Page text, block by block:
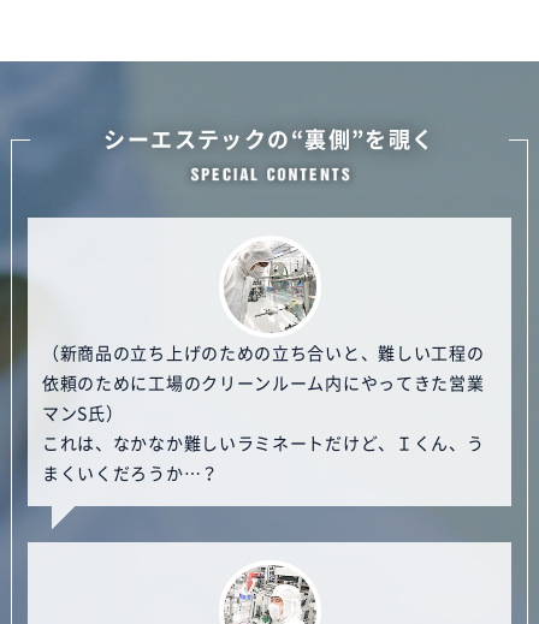
シーエステックの“裏側”を覗く
（新商品の立ち上げのための立ち合いと、難しい工程の
依頼のために工場のクリーンルーム内にやってきた営業
マンS氏）
これは、なかなか難しいラミネートだけど、Ｉくん、う
まくいくだろうか…？